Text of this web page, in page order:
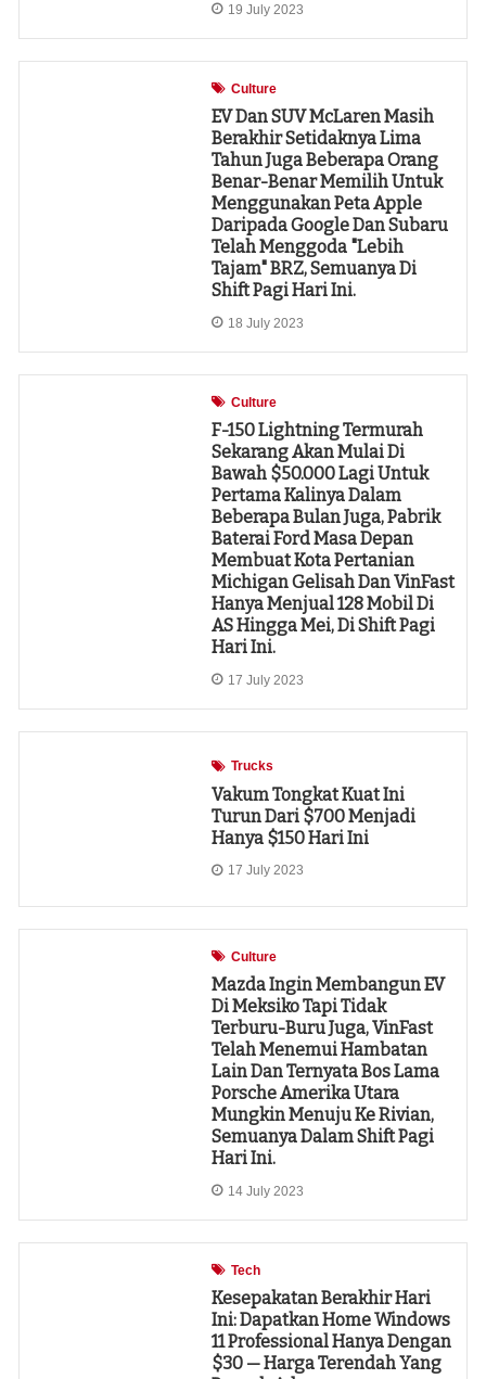
19 July 2023
Culture
EV Dan SUV McLaren Masih
Berakhir Setidaknya Lima
Tahun Juga Beberapa Orang
Benar-Benar Memilih Untuk
Menggunakan Peta Apple
Daripada Google Dan Subaru
Telah Menggoda "lebih
Tajam" BRZ, Semuanya Di
Shift Pagi Hari Ini.
18 July 2023
Culture
F-150 Lightning Termurah
Sekarang Akan Mulai Di
Bawah $50.000 Lagi Untuk
Pertama Kalinya Dalam
Beberapa Bulan Juga, Pabrik
Baterai Ford Masa Depan
Membuat Kota Pertanian
Michigan Gelisah Dan VinFast
Hanya Menjual 128 Mobil Di
AS Hingga Mei, Di Shift Pagi
Hari Ini.
17 July 2023
Trucks
Vakum Tongkat Kuat Ini
Turun Dari $700 Menjadi
Hanya $150 Hari Ini
17 July 2023
Culture
Mazda Ingin Membangun EV
Di Meksiko Tapi Tidak
Terburu-Buru Juga, VinFast
Telah Menemui Hambatan
Lain Dan Ternyata Bos Lama
Porsche Amerika Utara
Mungkin Menuju Ke Rivian,
Semuanya Dalam Shift Pagi
Hari Ini.
14 July 2023
Tech
Kesepakatan Berakhir Hari
Ini: Dapatkan Home Windows
11 Professional Hanya Dengan
$30 — Harga Terendah Yang